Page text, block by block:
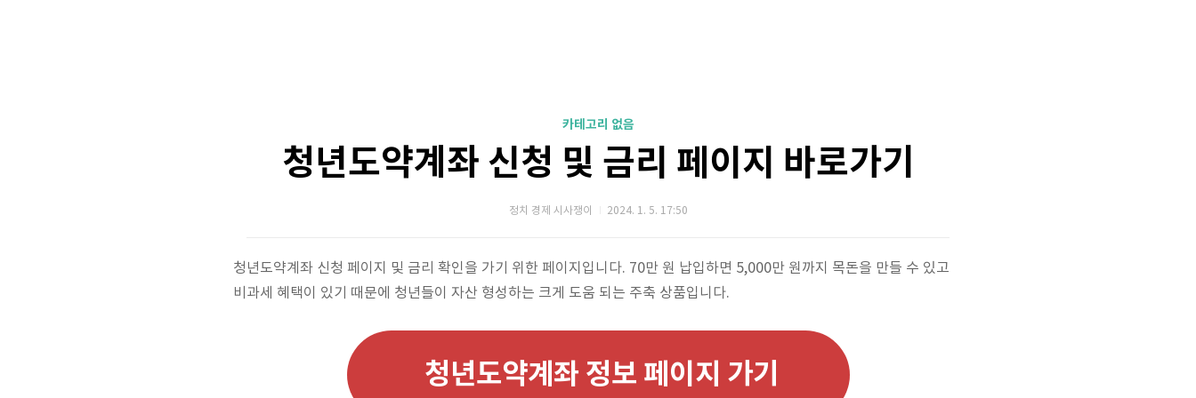
카테고리 없음
청년도약계좌 신청 및 금리 페이지 바로가기
정치 경제 시사쟁이 2024. 1. 5. 17:50
청년도약계좌 신청 페이지 및 금리 확인을 가기 위한 페이지입니다. 70만 원 납입하면 5,000만 원까지 목돈을 만들 수 있고
비과세 혜택이 있기 때문에 청년들이 자산 형성하는 크게 도움 되는 주축 상품입니다.
청년도약계좌 정보 페이지 가기